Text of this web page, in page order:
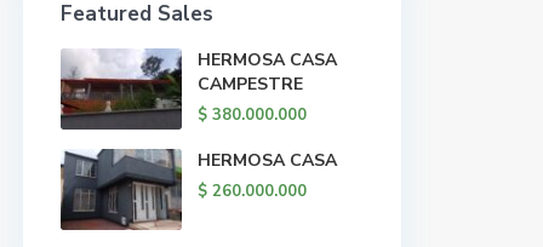
Featured Sales
HERMOSA CASA
CAMPESTRE
$ 380.000.000
HERMOSA CASA
$ 260.000.000